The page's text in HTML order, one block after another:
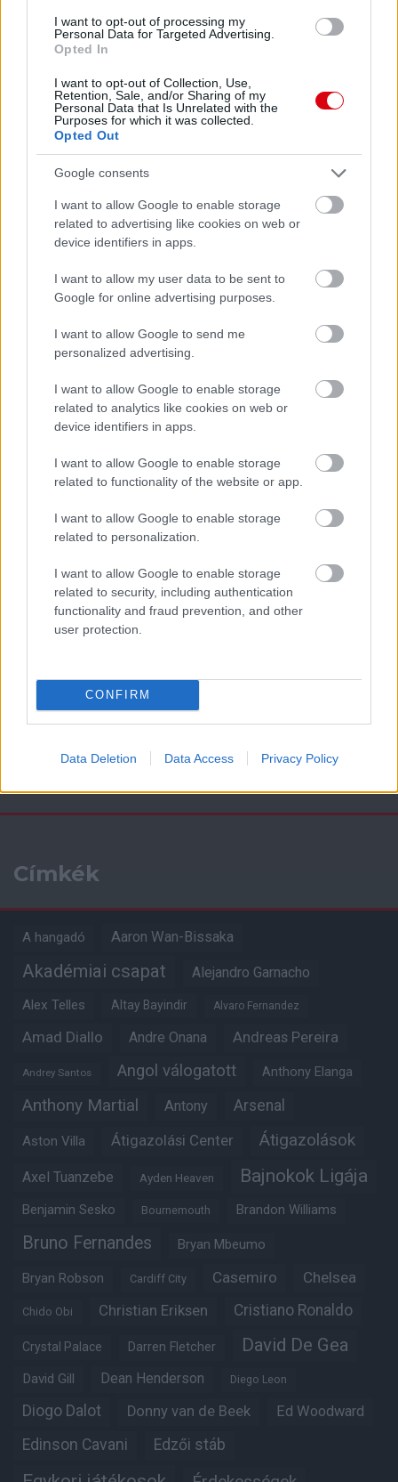
I want to opt-out of processing my
Personal Data for Targeted Advertising.
Opted In
I want to opt-out of Collection, Use,
Retention, Sale, and/or Sharing of my
Personal Data that Is Unrelated with the
Purposes for which it was collected.
Opted Out
Google consents
I want to allow Google to enable storage
related to advertising like cookies on web or
device identifiers in apps.
I want to allow my user data to be sent to
Google for online advertising purposes.
I want to allow Google to send me
personalized advertising.
I want to allow Google to enable storage
related to analytics like cookies on web or
device identifiers in apps.
I want to allow Google to enable storage
related to functionality of the website or app.
I want to allow Google to enable storage
related to personalization.
I want to allow Google to enable storage
related to security, including authentication
functionality and fraud prevention, and other
user protection.
CONFIRM
Data Deletion Data Access Privacy Policy
Meccs Center
Paris Saint-Germainvs
Manchester United
Felkészülési szezon 4. mérkőzés
2026-08-08 17:00
Leeds UnitedvsManchester United
AC Milan Manchester United 2026-08-15 18:00
Támogatás
Támogasd adományoddal
Címkék
A hangadó Aaron Wan-Bissaka
Akadémiai csapat Alejandro Garnacho
Alex Telles Altay Bayindir Alvaro Fernandez
Amad Diallo Andre Onana Andreas Pereira
Andrey Santos Angol válogatott Anthony Elanga
Anthony Martial Antony Arsenal
Aston Villa Átigazolási Center Átigazolások
Axel Tuanzebe Ayden Heaven Bajnokok Ligája
Benjamin Sesko Bournemouth Brandon Williams
Bruno Fernandes Bryan Mbeumo
Bryan Robson Cardiff City Casemiro Chelsea
Chido Obi Christian Eriksen Cristiano Ronaldo
Crystal Palace Darren Fletcher David De Gea
David Gill Dean Henderson Diego Leon
Diogo Dalot Donny van de Beek Ed Woodward
Edinson Cavani Edzői stáb